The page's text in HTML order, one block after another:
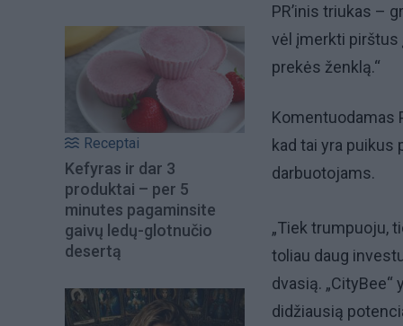
Receptai
Kefyras ir dar 3
produktai – per 5
minutes pagaminsite
gaivų ledų-glotnučio
desertą
PR’inis triukas –
vėl įmerkti pirštus
prekės ženklą.“
Komentuodamas
kad tai yra puikus
darbuotojams.
„Tiek trumpuoju,
toliau daug
dvasią.
didžiausią